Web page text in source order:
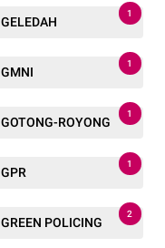
GELEDAH
1
GMNI
1
GOTONG-ROYONG
1
GPR
1
GREEN POLICING
2